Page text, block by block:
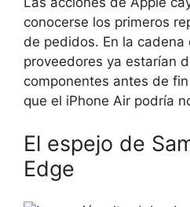
conocerse los primeros
de pedidos. En la
proveedores ya estarían
componentes antes de
que el iPhone Air podría
El espejo de
Edge